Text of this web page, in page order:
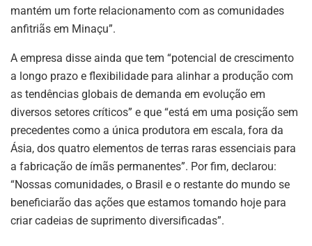
mantém um forte relacionamento com as comunidades
anfitriãs em Minaçu”.
A empresa disse ainda que tem “potencial de crescimento
a longo prazo e flexibilidade para alinhar a produção com
as tendências globais de demanda em evolução em
diversos setores críticos” e que “está em uma posição sem
precedentes como a única produtora em escala, fora da
Ásia, dos quatro elementos de terras raras essenciais para
a fabricação de ímãs permanentes”. Por fim, declarou:
“Nossas comunidades, o Brasil e o restante do mundo se
beneficiarão das ações que estamos tomando hoje para
criar cadeias de suprimento diversificadas”.